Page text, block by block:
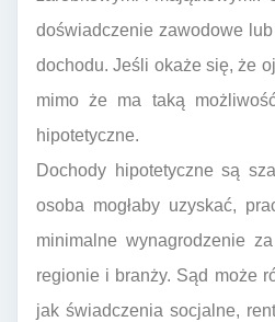
doświadczenie zawodowe
dochodu. Jeśli okaże się, że
mimo że ma taką
hipotetyczne.
Dochody hipotetyczne są
osoba mogłaby uzyskać,
minimalne wynagrodzenie
regionie i branży. Sąd może
jak świadczenia socjalne,